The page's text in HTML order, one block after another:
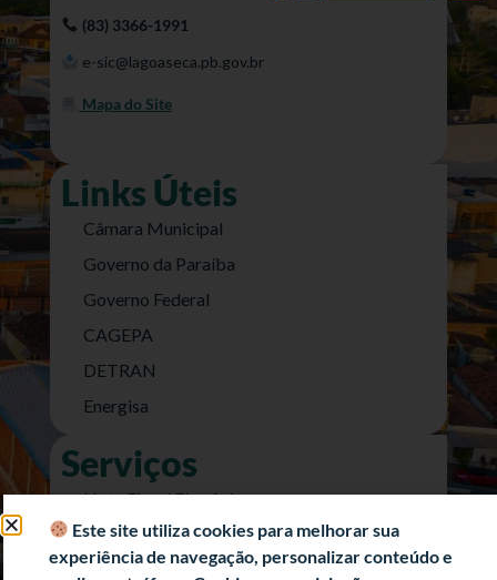
(83) 3366-1991
e-sic@lagoaseca.pb.gov.br
Mapa do Site
Links Úteis
Câmara Municipal
Governo da Paraíba
Governo Federal
CAGEPA
DETRAN
Energisa
Serviços
Nota Fiscal Eletrônica
e-SIC (Acesso a Informação)
Transparência Fiscal
Este site utiliza cookies para melhorar sua
experiência de navegação, personalizar conteúdo e